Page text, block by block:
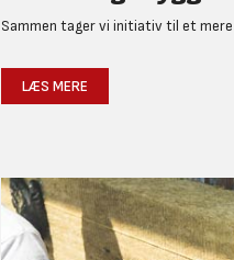
Sammen tager vi initiativ til et
LÆS MERE